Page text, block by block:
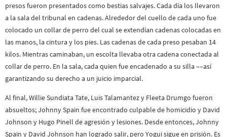
presos fueron presentados como bestias salvajes. Cada día los llevaron
a la sala del tribunal en cadenas. Alrededor del cuello de cada uno fue
colocado un collar de perro del cual se extendían cadenas colocadas en
las manos, la cintura y los pies. Las cadenas de cada preso pesaban 14
kilos. Mientras caminaban, un escolta llevaba otra cadena conectada al
collar de perro. En la sala, cada quien fue encadenado a su silla ––así
garantizando su derecho a un juicio imparcial.
Al final, Willie Sundiata Tate, Luis Talamantez y Fleeta Drumgo fueron
absueltos; Johnny Spain fue encontrado culpable de homicidio y David
Johnson y Hugo Pinell de agresión y lesiones. Desde entonces, Johnny
Spain y David Johnson han logrado salir, pero Yogui sigue en prisión. Es